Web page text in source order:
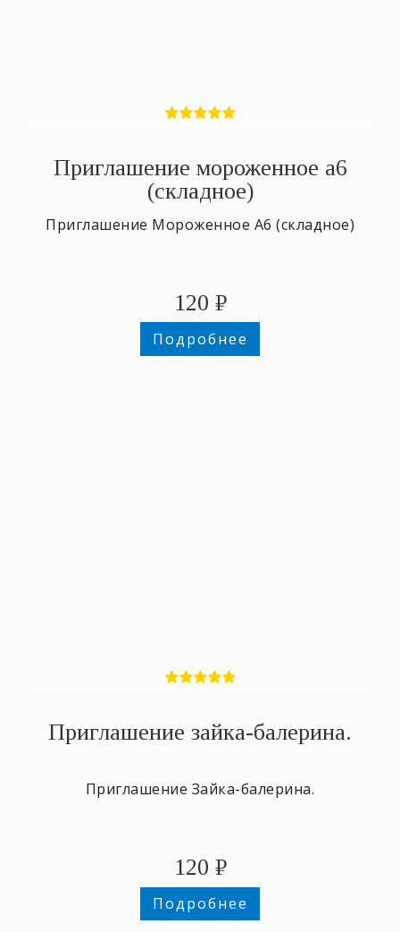
Приглашение мороженное а6
(складное)
Приглашение Мороженное А6 (складное)
120 ₽
Подробнее
Приглашение зайка-балерина.
Приглашение Зайка-балерина.
120 ₽
Подробнее